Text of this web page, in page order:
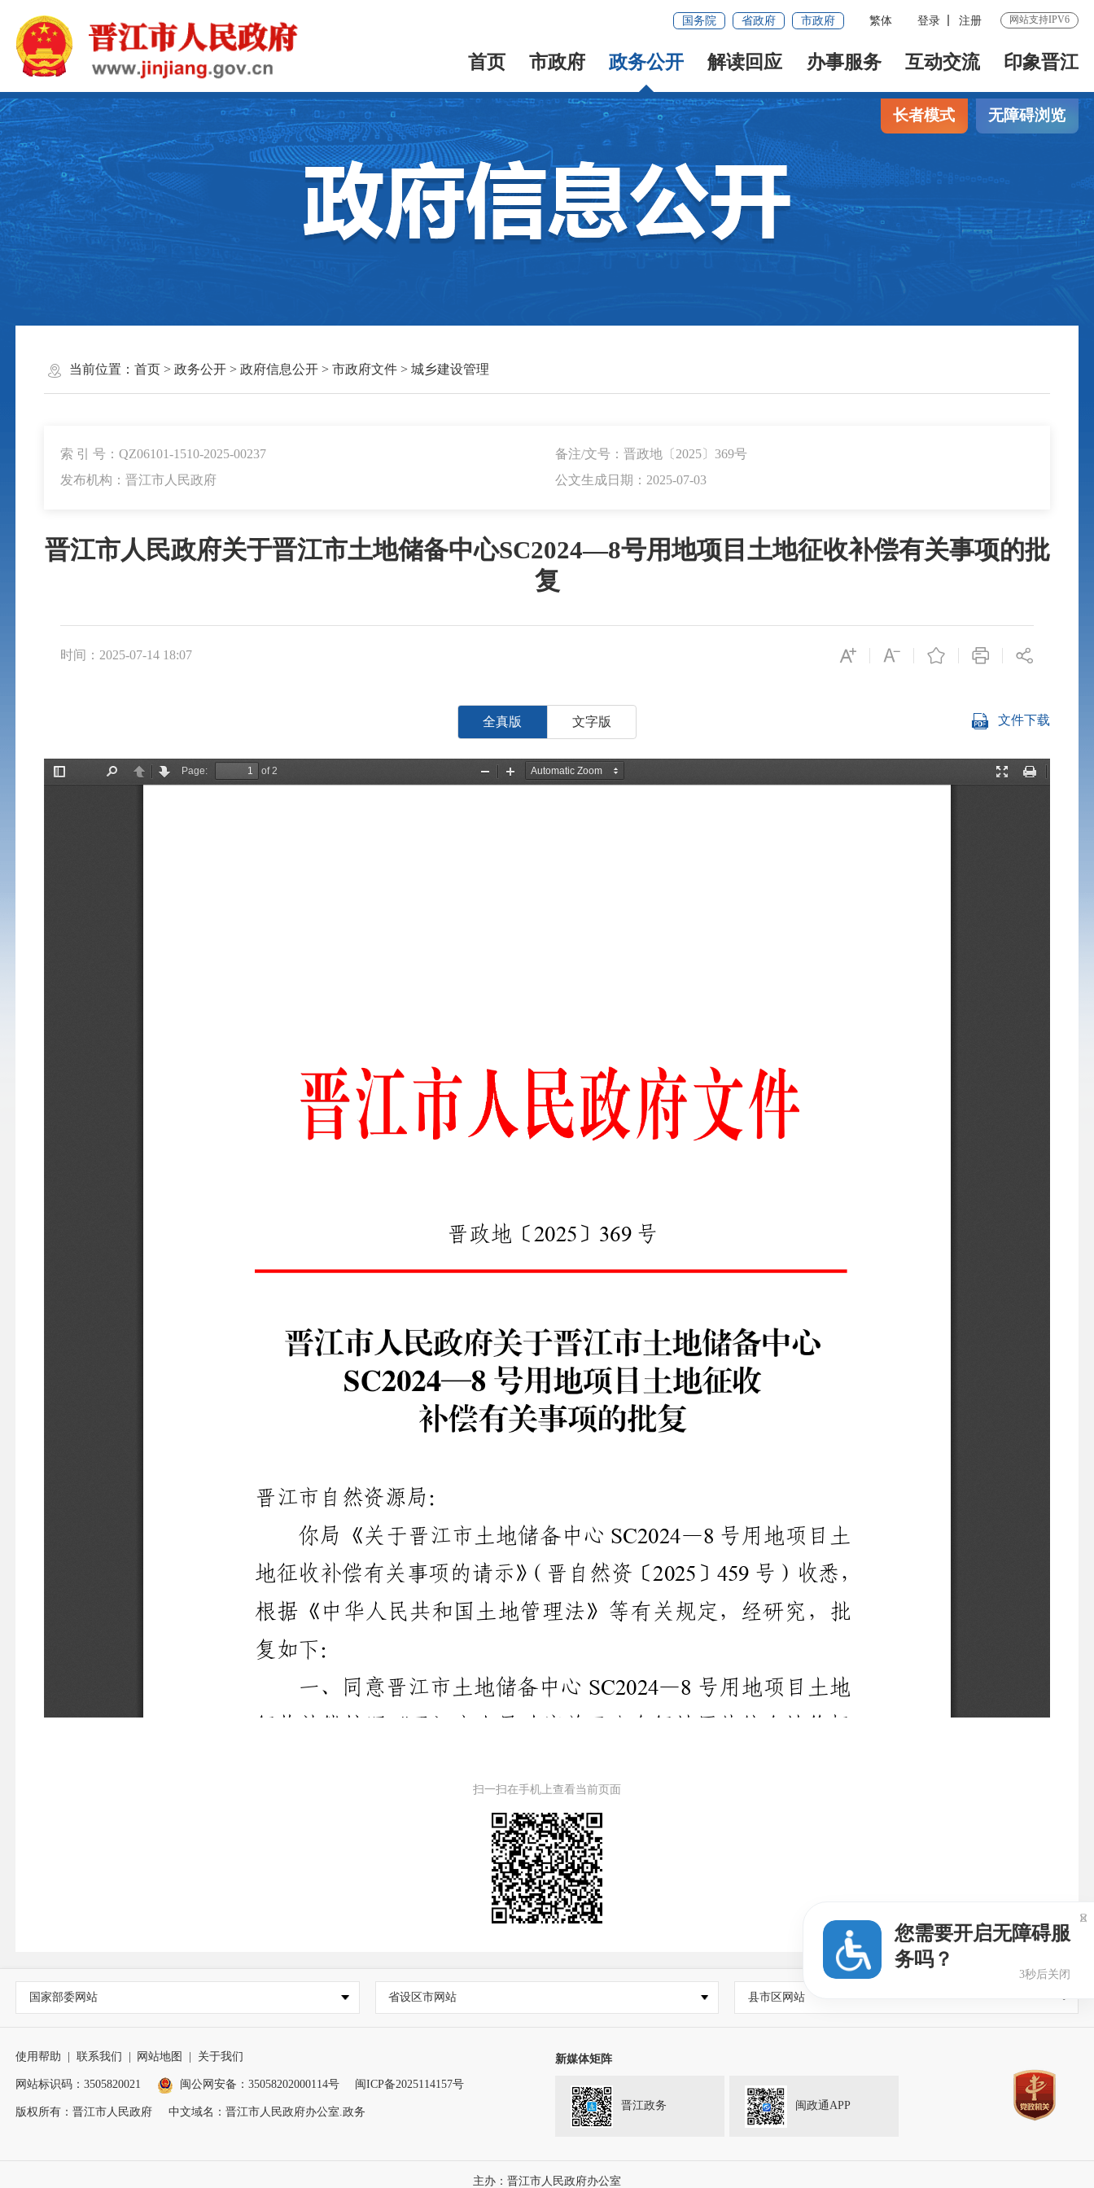
国务院 省政府 市政府 繁体 登录 注册 网站支持IPV6
首页 市政府 政务公开 解读回应 办事服务 互动交流 印象晋江
长者模式 无障碍浏览
当前位置： 首页> 政务公开> 政府信息公开> 市政府文件> 城乡建设管理
索 引 号：QZ06101-1510-2025-00237
备注/文号：晋政地〔2025〕369号
发布机构：晋江市人民政府
公文生成日期：2025-07-03
晋江市人民政府关于晋江市土地储备中心SC2024—8号用地项目土地征收补偿有关事项的批
复
时间：2025-07-14 18:07
全真版 文字版 文件下载
扫一扫在手机上查看当前页面
国家部委网站 省设区市网站 县市区网站
使用帮助 联系我们 网站地图 关于我们
网站标识码：3505820021 闽公网安备：35058202000114号 闽ICP备2025114157号
版权所有：晋江市人民政府 中文域名：晋江市人民政府办公室.政务
新媒体矩阵
晋江政务 闽政通APP
主办：晋江市人民政府办公室
您需要开启无障碍服
务吗？
2秒后关闭
